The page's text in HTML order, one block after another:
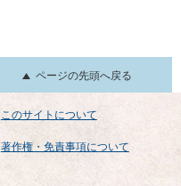
ページの先頭へ戻る
このサイトについて
著作権・免責事項について